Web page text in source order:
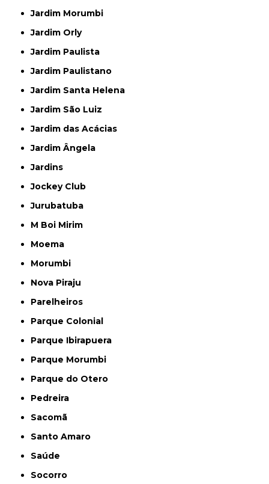
Jardim Morumbi
Jardim Orly
Jardim Paulista
Jardim Paulistano
Jardim Santa Helena
Jardim São Luiz
Jardim das Acácias
Jardim Ângela
Jardins
Jockey Club
Jurubatuba
M Boi Mirim
Moema
Morumbi
Nova Piraju
Parelheiros
Parque Colonial
Parque Ibirapuera
Parque Morumbi
Parque do Otero
Pedreira
Sacomã
Santo Amaro
Saúde
Socorro